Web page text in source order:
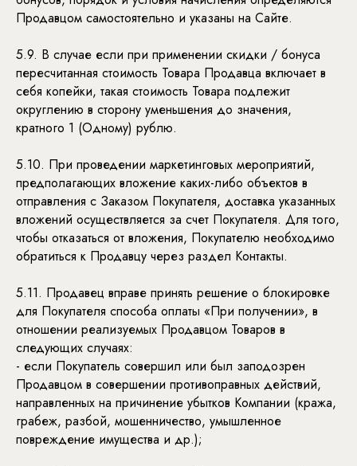
КАТАЛОГ
Продавцом самостоятельно и указаны на Сайте.
5.9. В случае если при применении скидки / бонуса
пересчитанная стоимость Товара Продавца включает в
себя копейки, такая стоимость Товара подлежит
округлению в сторону уменьшения до значения,
кратного 1 (Одному) рублю.
5.10. При проведении маркетинговых мероприятий,
предполагающих вложение каких-либо объектов в
отправления с Заказом Покупателя, доставка указанных
вложений осуществляется за счет Покупателя. Для того,
чтобы отказаться от вложения, Покупателю необходимо
обратиться к Продавцу через раздел Контакты.
5.11. Продавец вправе принять решение о блокировке
для Покупателя способа оплаты «При получении», в
отношении реализуемых Продавцом Товаров в
следующих случаях:
- если Покупатель совершил или был заподозрен
Продавцом в совершении противоправных действий,
направленных на причинение убытков Компании (кража,
грабеж, разбой, мошенничество, умышленное
повреждение имущества и др.);